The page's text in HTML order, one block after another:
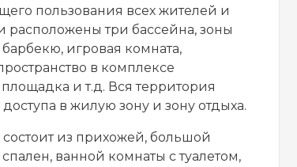
пользования всех жителей и
три бассейна, зоны
игровая комната,
в комплексе
площадка и т.д. Вся территория
в жилую зону и зону отдыха.
из прихожей, большой
ванной комнаты с туалетом,